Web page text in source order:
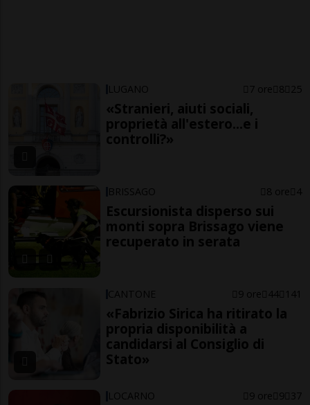
LUGANO 7 ore 8 25
«Stranieri, aiuti sociali,
proprietà all'estero...e i
controlli?»
BRISSAGO 8 ore 4
Escursionista disperso sui
monti sopra Brissago viene
recuperato in serata
CANTONE 9 ore 44 141
«Fabrizio Sirica ha ritirato la
propria disponibilità a
candidarsi al Consiglio di
Stato»
LOCARNO 9 ore 9 37